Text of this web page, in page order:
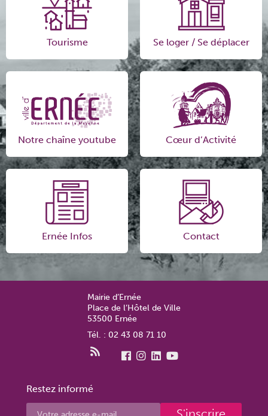
Tourisme Se loger / Se déplacer
Notre chaîne youtube Cœur d’Activité
Ernée Infos Contact
Mairie d’Ernée
Place de l’Hôtel de Ville
53500 Ernée
Tél. : 02 43 08 71 10
Restez informé